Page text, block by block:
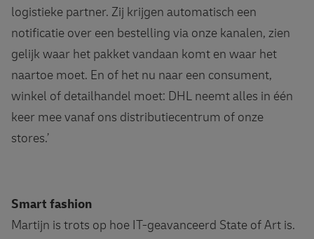
logistieke partner. Zij krijgen automatisch een
notificatie over een bestelling via onze kanalen, zien
gelijk waar het pakket vandaan komt en waar het
naartoe moet. En of het nu naar een consument,
winkel of detailhandel moet: DHL neemt alles in één
keer mee vanaf ons distributiecentrum of onze
stores.’
Smart fashion
Martijn is trots op hoe IT-geavanceerd State of Art is.